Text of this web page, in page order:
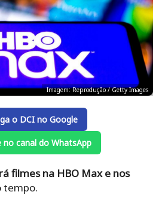
Imagem: Reprodução / Getty Images
o DCI no Google
no canal do WhatsApp
filmes na HBO Max e nos
tempo.